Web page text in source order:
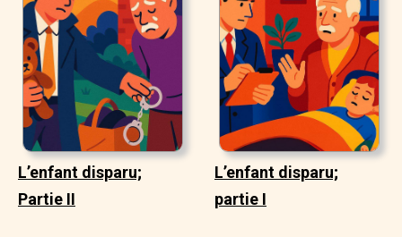
L’enfant disparu;
Partie II
L’enfant disparu;
partie I